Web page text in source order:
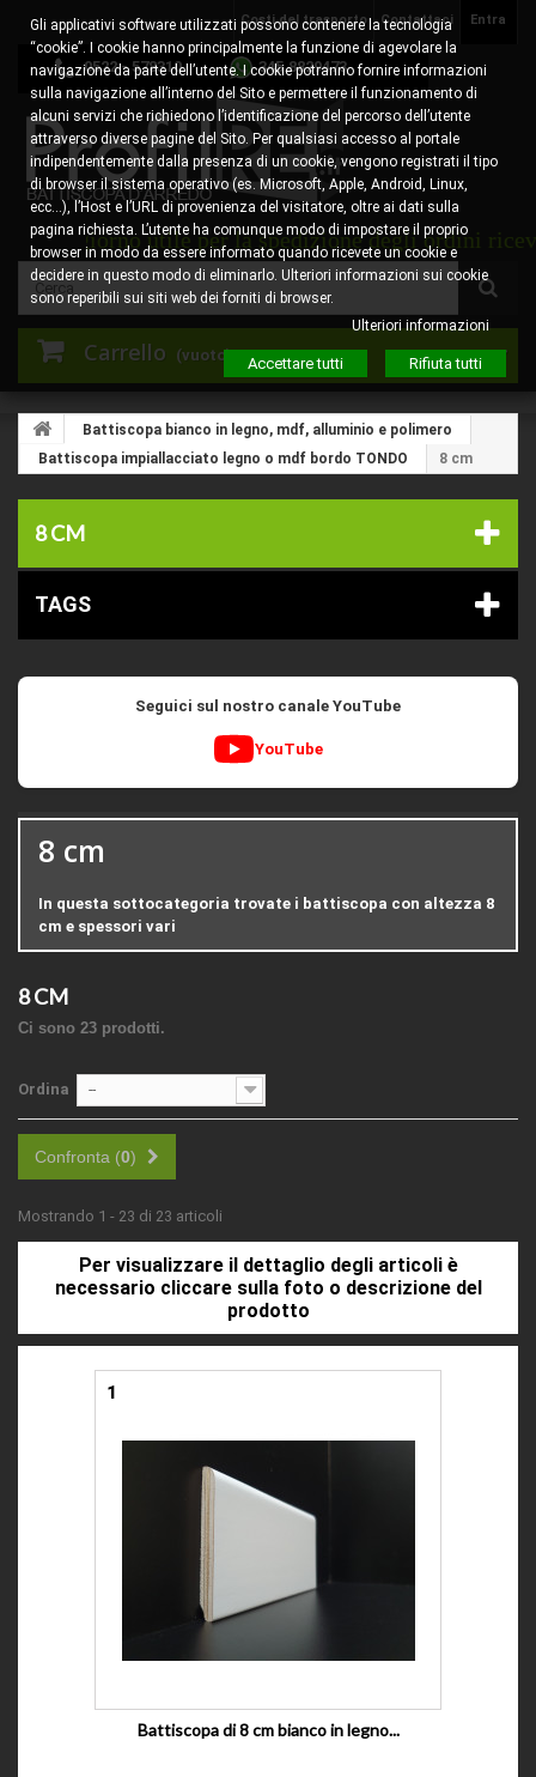
Entra
Contattaci
Costi del trasporto
0522 - 578310 345.8829473
Carrello (vuoto)
per la spedizione degli ordini ricevuti entro la
Battiscopa bianco in legno, mdf, alluminio e polimero
Battiscopa impiallacciato legno o mdf bordo TONDO
8 cm
8 CM
TAGS
Seguici sul nostro canale YouTube
YouTube
8 cm
In questa sottocategoria trovate i battiscopa con altezza 8
cm e spessori vari
8 CM
Ci sono 23 prodotti.
Ordina --
Confronta (0)
Mostrando 1 - 23 di 23 articoli
Per visualizzare il dettaglio degli articoli è
necessario cliccare sulla foto o descrizione del
prodotto
1
Battiscopa di 8 cm bianco in legno...
Gli applicativi software utilizzati possono contenere la tecnologia
“cookie”. I cookie hanno principalmente la funzione di agevolare la
navigazione da parte dell’utente. I cookie potranno fornire informazioni
sulla navigazione all’interno del Sito e permettere il funzionamento di
alcuni servizi che richiedono l’identificazione del percorso dell’utente
attraverso diverse pagine del Sito. Per qualsiasi accesso al portale
indipendentemente dalla presenza di un cookie, vengono registrati il tipo
di browser il sistema operativo (es. Microsoft, Apple, Android, Linux,
ecc…), l’Host e l’URL di provenienza del visitatore, oltre ai dati sulla
pagina richiesta. L’utente ha comunque modo di impostare il proprio
browser in modo da essere informato quando ricevete un cookie e
decidere in questo modo di eliminarlo. Ulteriori informazioni sui cookie
sono reperibili sui siti web dei forniti di browser.
Ulteriori informazioni
Accettare tutti Rifiuta tutti